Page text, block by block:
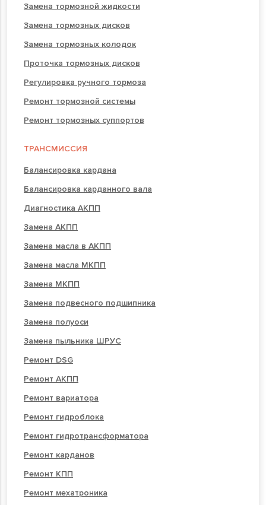
Замена тормозной жидкости
Замена тормозных дисков
Замена тормозных колодок
Проточка тормозных дисков
Регулировка ручного тормоза
Ремонт тормозной системы
Ремонт тормозных суппортов
ТРАНСМИССИЯ
Балансировка кардана
Балансировка карданного вала
Диагностика АКПП
Замена АКПП
Замена масла в АКПП
Замена масла МКПП
Замена МКПП
Замена подвесного подшипника
Замена полуоси
Замена пыльника ШРУС
Ремонт DSG
Ремонт АКПП
Ремонт вариатора
Ремонт гидроблока
Ремонт гидротрансформатора
Ремонт карданов
Ремонт КПП
Ремонт мехатроника